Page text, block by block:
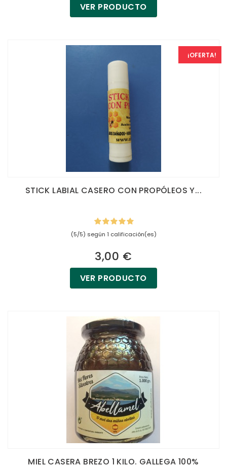
VER PRODUCTO
¡OFERTA!
STICK LABIAL CASERO CON PROPÓLEOS Y...
(5/5) según 1 calificación(es)
3,00 €
VER PRODUCTO
MIEL CASERA BREZO 1 KILO. GALLEGA 100%